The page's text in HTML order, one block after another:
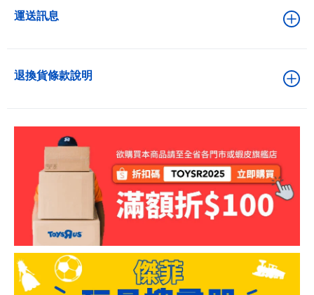
運送訊息
退換貨條款說明